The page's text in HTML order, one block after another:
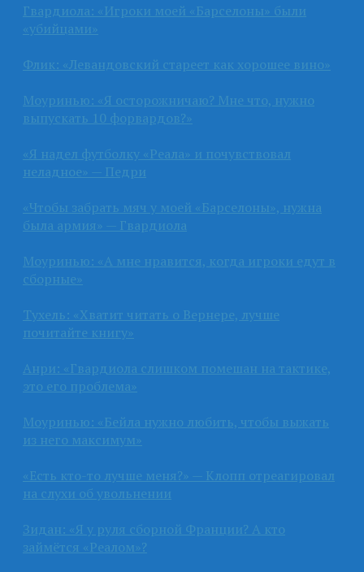
Гвардиола: «Игроки моей «Барселоны» были
«убийцами»
Флик: «Левандовский стареет как хорошее вино»
Моуринью: «Я осторожничаю? Мне что, нужно
выпускать 10 форвардов?»
«Я надел футболку «Реала» и почувствовал
неладное» — Педри
«Чтобы забрать мяч у моей «Барселоны», нужна
была армия» — Гвардиола
Моуринью: «А мне нравится, когда игроки едут в
сборные»
Тухель: «Хватит читать о Вернере, лучше
почитайте книгу»
Анри: «Гвардиола слишком помешан на тактике,
это его проблема»
Моуринью: «Бейла нужно любить, чтобы выжать
из него максимум»
«Есть кто-то лучше меня?» — Клопп отреагировал
на слухи об увольнении
Зидан: «Я у руля сборной Франции? А кто
займётся «Реалом»?